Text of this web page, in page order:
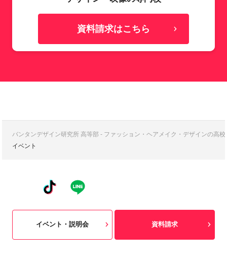
資料請求はこちら
バンタンデザイン研究所 高等部 - ファッション・ヘアメイク・デザインの高
イベント
イベント・説明会 資料請求